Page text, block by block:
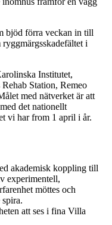
bjöd förra veckan in till
i
Institutet,
Station, Remeo
med nätverket är att
det nationellt
vi har from 1 april i år.
akademisk koppling till
experimentell,
möttes och
att ses i fina Villa